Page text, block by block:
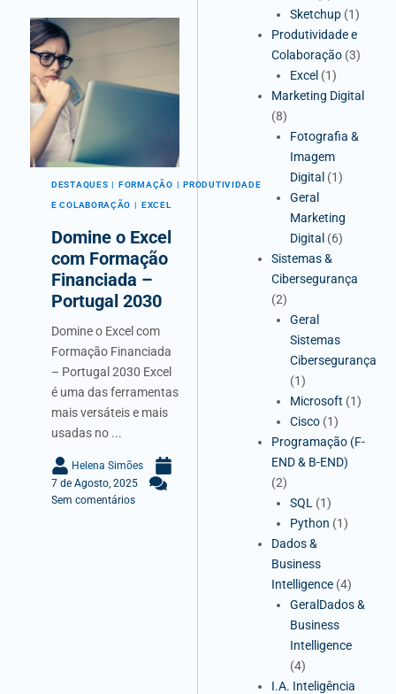
DESTAQUES FORMAÇÃO PRODUTIVIDADE
E COLABORAÇÃO EXCEL
Domine o Excel
com Formação
Financiada –
Portugal 2030
Domine o Excel com
Formação Financiada
– Portugal 2030 Excel
é uma das ferramentas
mais versáteis e mais
usadas no ...
Helena Simões
7 de Agosto, 2025
Sem comentários
Sketchup (1)
Produtividade e
Colaboração (3)
Excel (1)
Marketing Digital
(8)
Fotografia &
Imagem
Digital (1)
Geral
Marketing
Digital (6)
Sistemas &
Cibersegurança
(2)
Geral
Sistemas
Cibersegurança
(1)
Microsoft (1)
Cisco (1)
Programação (F-
END & B-END)
(2)
SQL (1)
Python (1)
Dados &
Business
Intelligence (4)
GeralDados &
Business
Intelligence
(4)
I.A. Inteligência